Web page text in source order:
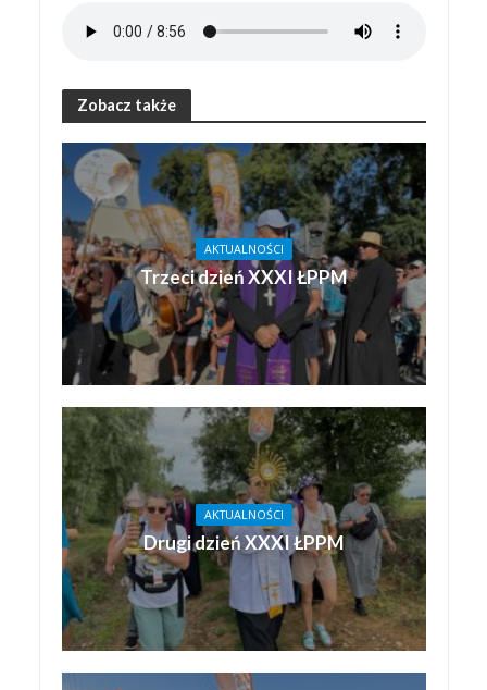
Zobacz także
AKTUALNOŚCI
Trzeci dzień XXXI ŁPPM
AKTUALNOŚCI
Drugi dzień XXXI ŁPPM